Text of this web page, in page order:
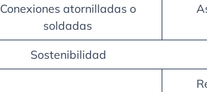
Conexiones atornilladas o
soldadas
Sostenibilidad